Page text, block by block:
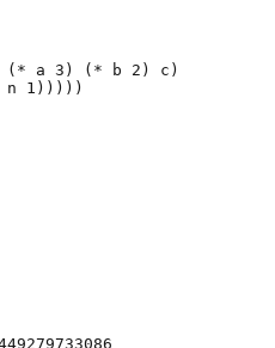
( * a 3 ) ( * b 2 ) c )
n 1 )))))